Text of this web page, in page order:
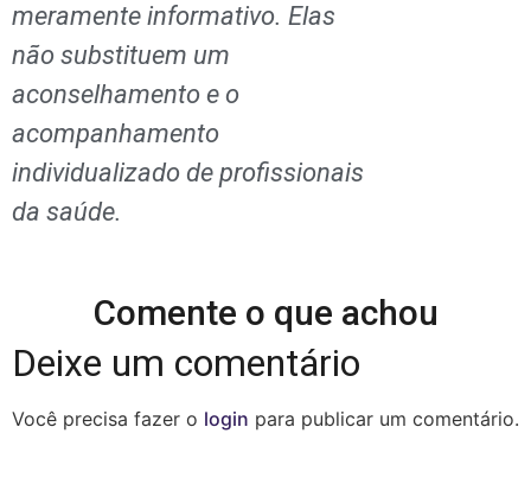
meramente informativo. Elas
não substituem um
aconselhamento e o
acompanhamento
individualizado de profissionais
da saúde.
Comente o que achou
Deixe um comentário
Você precisa fazer o login para publicar um comentário.